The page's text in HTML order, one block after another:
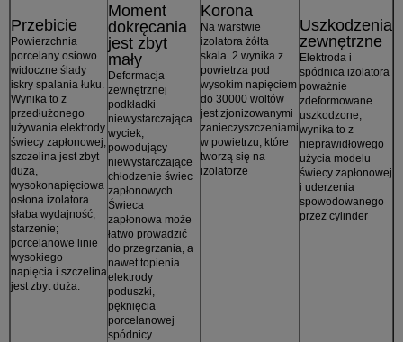
Przebicie
Powierzchnia
porcelany osiowo
widoczne ślady
iskry spalania łuku.
Wynika to z
przedłużonego
używania elektrody
świecy zapłonowej,
szczelina jest zbyt
duża,
wysokonapięciowa
osłona izolatora
słaba wydajność,
starzenie;
porcelanowe linie
wysokiego
napięcia i szczelina
jest zbyt duża.
Moment
dokręcania
jest zbyt
mały
Deformacja
zewnętrznej
podkładki
niewystarczająca
wyciek,
powodujący
niewystarczające
chłodzenie świec
zapłonowych.
Świeca
zapłonowa może
łatwo prowadzić
do przegrzania, a
nawet topienia
elektrody
poduszki,
pęknięcia
porcelanowej
spódnicy.
Korona
Na warstwie
izolatora żółta
skala. 2 wynika z
powietrza pod
wysokim napięciem
do 30000 woltów
jest zjonizowanymi
zanieczyszczeniami
w powietrzu, które
tworzą się na
izolatorze
Uszkodzenia
zewnętrzne
Elektroda i
spódnica izolatora
poważnie
zdeformowane
uszkodzone,
wynika to z
nieprawidłowego
użycia modelu
świecy zapłonowej
i uderzenia
spowodowanego
przez cylinder